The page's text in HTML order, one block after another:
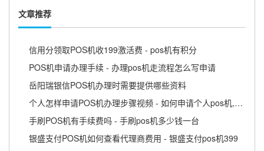
文章推荐
信用分领取POS机收199激活费 - pos机有积分
POS机申请办理手续 - 办理pos机走流程怎么写申请
岳阳瑞银信POS机办理时需要提供哪些资料
个人怎样申请POS机办理步骤视频 - 如何申请个人pos机,现在还有优惠!
手刷POS机有手续费吗 - 手刷pos机多少钱一台
银盛支付POS机如何查看代理商费用 - 银盛支付pos机399